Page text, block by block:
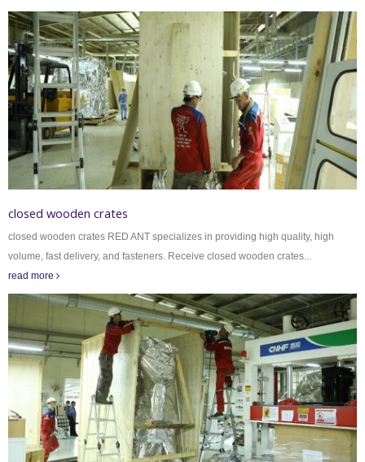
closed wooden crates
closed wooden crates RED ANT specializes in providing high quality, high
volume, fast delivery, and fasteners. Receive closed wooden crates...
read more